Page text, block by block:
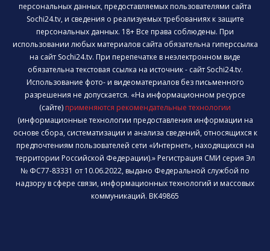
персональных данных, предоставляемых пользователями сайта
Sochi24.tv, и сведения о реализуемых требованиях к защите
персональных данных. 18+ Все права соблюдены. При
использовании любых материалов сайта обязательна гиперссылка
на сайт Sochi24.tv. При перепечатке в неэлектронном виде
обязательна текстовая ссылка на источник - сайт Sochi24.tv.
Использование фото- и видеоматериалов без письменного
разрешения не допускается. «На информационном ресурсе
(сайте) применяются рекомендательные технологии
(информационные технологии предоставления информации на
основе сбора, систематизации и анализа сведений, относящихся к
предпочтениям пользователей сети «Интернет», находящихся на
территории Российской Федерации).» Регистрация СМИ серия Эл
№ ФС77-83331 от 10.06.2022, выдано Федеральной службой по
надзору в сфере связи, информационных технологий и массовых
коммуникаций. ВК49865